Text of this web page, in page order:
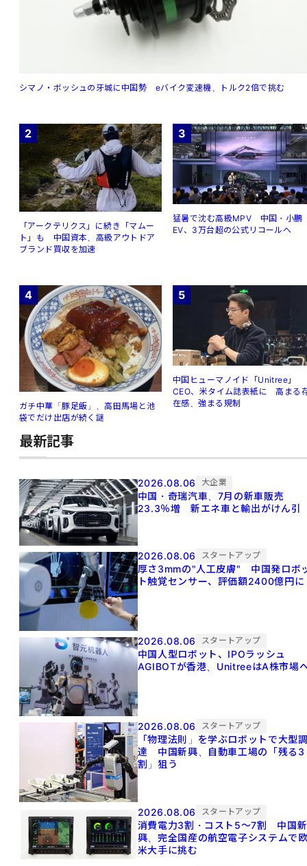
シマノ・ボッシュの牙城に中国勢 eバイク変速機、トルク2倍で挑む
2
「アークテリクス」に続き「マムー
ト」も 中国資本、高級アウトドア
ブランド買収を加速
3
猛暑で沈む高級MPV 中国・小鵬
EV、3万台超の公式リコールへ
4
ガチ中華「豚足飯」、高田馬場と池
袋でだけ出店が続く謎
5
中国ヒューマノイド「Unitree」
CEO、米タイム誌表紙に 高まる
在感、強まる規制
最新記事
2026.08.06 大企業
中国・奇瑞汽車、7月の新車販売
23.3％増 新エネ車と輸出がけん引
2026.08.06 スタートアップ
厚さ3mmの"人工皮膚" 中国発ロボ
ト触覚センサー、評価額2400億円に
2026.08.06 スタートアップ
中国人型ロボット、IPOラッシュ
AGIBOTが香港、UnitreeはA株市場
2026.08.06 スタートアップ
「物理法則」を学ぶロボットで大型
達 中国新興、自動車工場の「残る3
割」狙う
2026.08.06 スタートアップ
消費電力3割・コスト5〜7割 中国新
興、完全国産の航空電子システムで
米大手に挑む